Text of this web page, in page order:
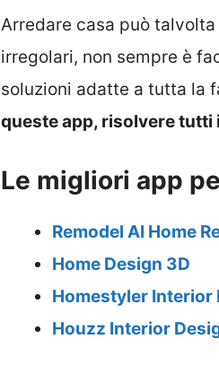
Arredare casa può
irregolari, non sempre è
soluzioni adatte a tutta la
queste app, risolvere tutti
Le migliori app
Remodel AI Home
Home Design 3D
Homestyler Interior
Houzz Interior